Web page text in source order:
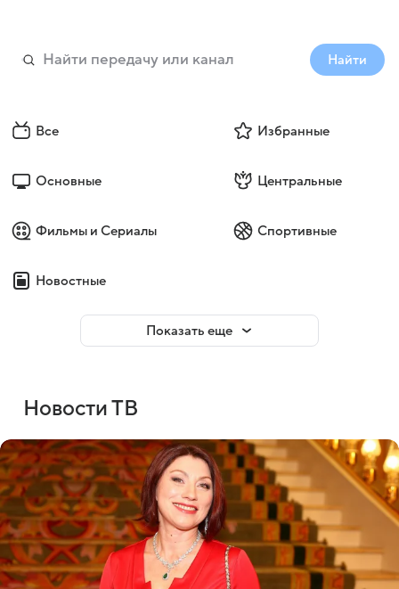
Найти
Все Избранные
Основные Центральные
Фильмы и Сериалы Спортивные
Новостные
Показать еще
Новости ТВ